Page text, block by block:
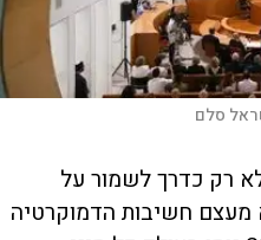
סלם
רק כדרך לשמור על
מעצם חשיבות הדמוקרטיה